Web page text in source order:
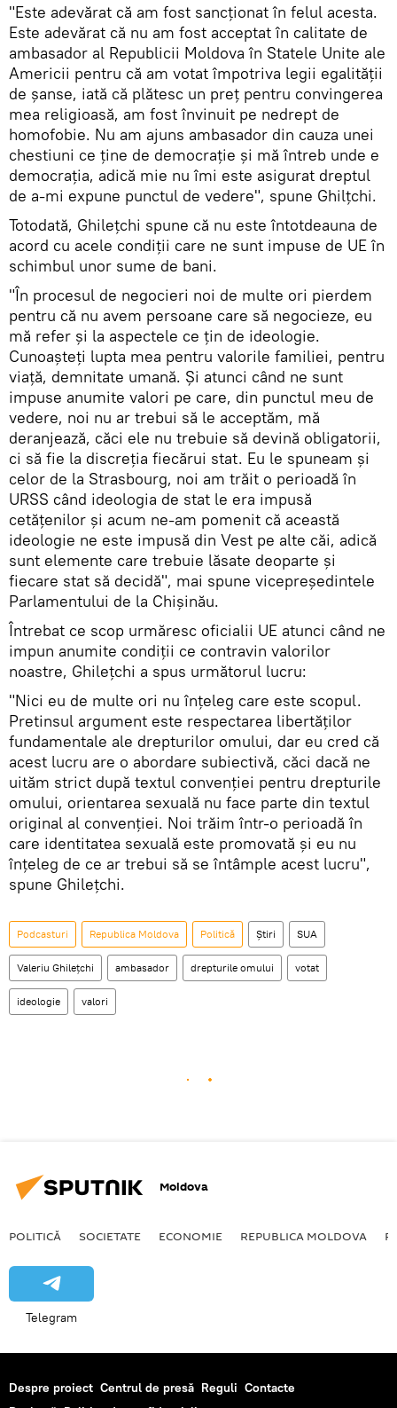
"Este adevărat că am fost sancționat în felul acesta.
Este adevărat că nu am fost acceptat în calitate de
ambasador al Republicii Moldova în Statele Unite ale
Americii pentru că am votat împotriva legii egalității
de șanse, iată că plătesc un preț pentru convingerea
mea religioasă, am fost învinuit pe nedrept de
homofobie. Nu am ajuns ambasador din cauza unei
chestiuni ce ține de democrație și mă întreb unde e
democrația, adică mie nu îmi este asigurat dreptul
de a-mi expune punctul de vedere", spune Ghilțchi.
Totodată, Ghilețchi spune că nu este întotdeauna de
acord cu acele condiții care ne sunt impuse de UE în
schimbul unor sume de bani.
"În procesul de negocieri noi de multe ori pierdem
pentru că nu avem persoane care să negocieze, eu
mă refer și la aspectele ce țin de ideologie.
Cunoașteți lupta mea pentru valorile familiei, pentru
viață, demnitate umană. Și atunci când ne sunt
impuse anumite valori pe care, din punctul meu de
vedere, noi nu ar trebui să le acceptăm, mă
deranjează, căci ele nu trebuie să devină obligatorii,
ci să fie la discreția fiecărui stat. Eu le spuneam și
celor de la Strasbourg, noi am trăit o perioadă în
URSS când ideologia de stat le era impusă
cetățenilor și acum ne-am pomenit că această
ideologie ne este impusă din Vest pe alte căi, adică
sunt elemente care trebuie lăsate deoparte și
fiecare stat să decidă", mai spune vicepreședintele
Parlamentului de la Chișinău.
Întrebat ce scop urmăresc oficialii UE atunci când ne
impun anumite condiții ce contravin valorilor
noastre, Ghilețchi a spus următorul lucru:
"Nici eu de multe ori nu înțeleg care este scopul.
Pretinsul argument este respectarea libertăților
fundamentale ale drepturilor omului, dar eu cred că
acest lucru are o abordare subiectivă, căci dacă ne
uităm strict după textul convenției pentru drepturile
omului, orientarea sexuală nu face parte din textul
original al convenției. Noi trăim într-o perioadă în
care identitatea sexuală este promovată și eu nu
înțeleg de ce ar trebui să se întâmple acest lucru",
spune Ghilețchi.
Podcasturi Republica Moldova Politică Știri SUA
Valeriu Ghilețchi ambasador drepturile omului votat
ideologie valori
Moldova
POLITICĂ SOCIETATE ECONOMIE REPUBLICA MOLDOVA
Telegram
Despre proiect Centrul de presă Reguli Contacte